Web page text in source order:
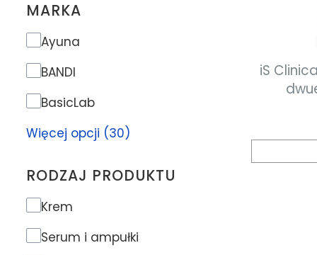
MARKA
Marka
Ayuna
BANDI
BasicLab
Więcej opcji (30)
RODZAJ PRODUKTU
Rodzaj produktu
Krem
Serum i ampułki
iS Clinical ACTIVE PEEL